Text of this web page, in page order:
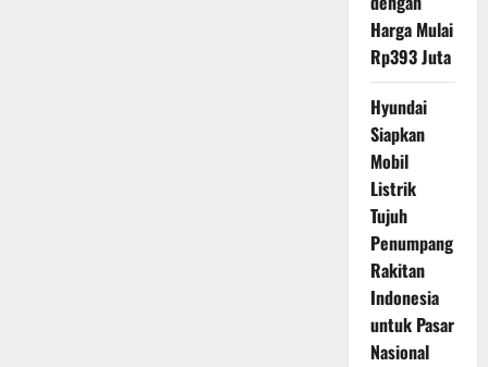
Harga Mulai
Rp393 Juta
Hyundai
Siapkan
Mobil
Listrik
Tujuh
Penumpang
Rakitan
Indonesia
untuk Pasar
Nasional